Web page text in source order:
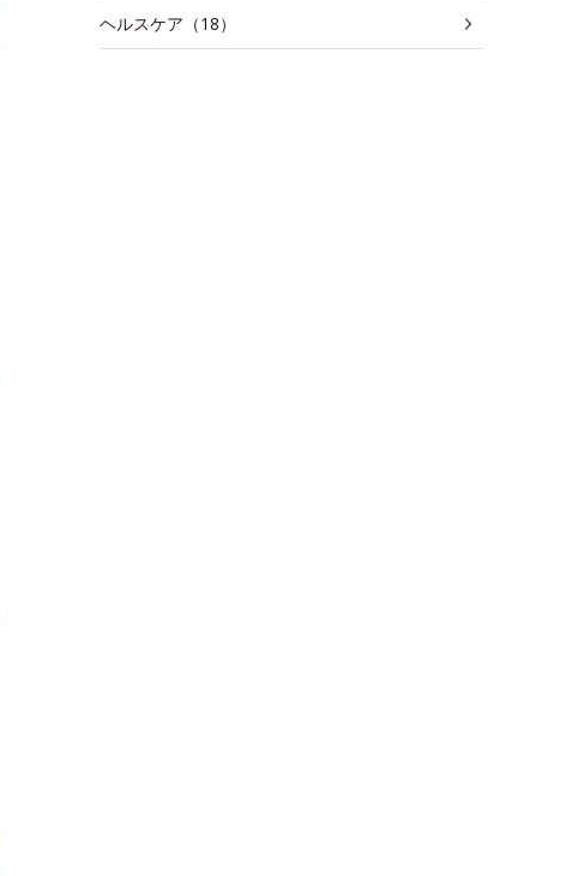
ヘルスケア（18）